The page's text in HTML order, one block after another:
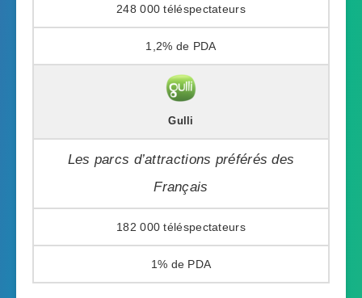
248 000
1,2%
Gulli
Les parcs d’attractions préférés des
Français
182 000
1%